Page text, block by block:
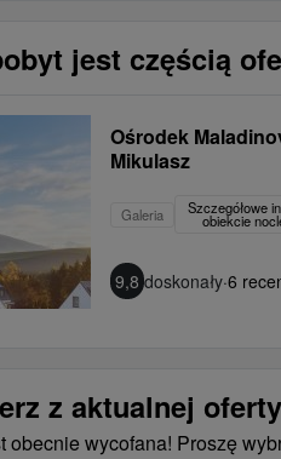
jest częścią
Ośrodek
Mikulasz
Galeria Szczegółowe
obiekcie
9,8 doskonały·6
z aktualnej oferty
obecnie wycofana! Proszę